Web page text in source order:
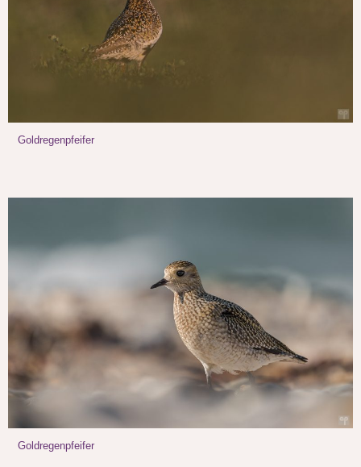
Goldregenpfeifer
Goldregenpfeifer